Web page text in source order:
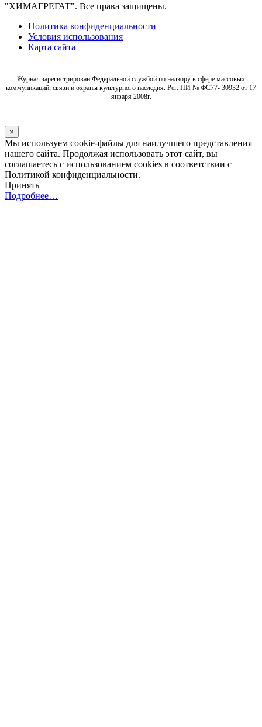
"ХИМАГРЕГАТ". Все права защищены.
Политика конфиденциальности
Условия использования
Карта сайта
Журнал зарегистрирован Федеральной службой по надзору в сфере массовых
коммуникаций, связи и охраны культурного наследия. Рег. ПИ № ФС77- 30932 от 17
января 2008г.
×
Мы используем cookie-файлы для наилучшего представления
нашего сайта. Продолжая использовать этот сайт, вы
соглашаетесь с использованием cookies в соответствии с
Политикой конфиденциальности.
Принять
Подробнее…